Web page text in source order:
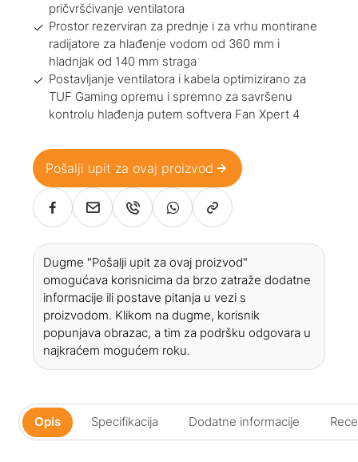
pričvršćivanje ventilatora
Prostor rezerviran za prednje i za vrhu montirane
radijatore za hlađenje vodom od 360 mm i
hladnjak od 140 mm straga
Postavljanje ventilatora i kabela optimizirano za
TUF Gaming opremu i spremno za savršenu
kontrolu hlađenja putem softvera Fan Xpert 4
Pošalji upit za ovaj proizvod
Dugme "Pošalji upit za ovaj proizvod"
omogućava korisnicima da brzo zatraže dodatne
informacije ili postave pitanja u vezi s
proizvodom. Klikom na dugme, korisnik
popunjava obrazac, a tim za podršku odgovara u
najkraćem mogućem roku.
Opis Specifikacija Dodatne informacije